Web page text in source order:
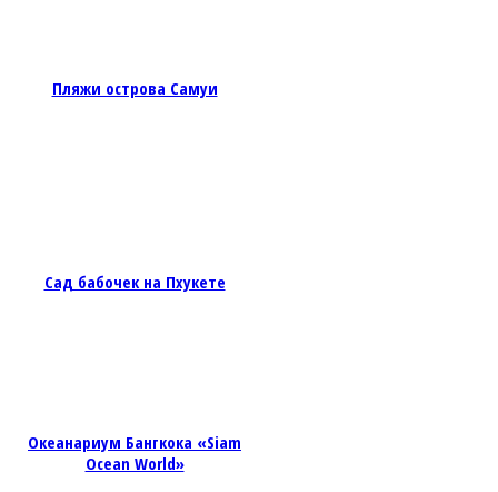
Пляжи острова Самуи
Сад бабочек на Пхукете
Океанариум Бангкока «Siam
Ocean World»